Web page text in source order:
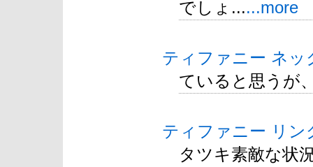
でしょ......more
ティファニー ネッ
ていると思うが
ティファニー リン
タツキ素敵な状